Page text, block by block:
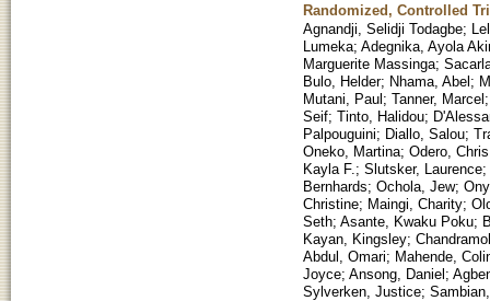
Randomized, Controlled
Agnandji, Selidji Todagbe;
Lumeka; Adegnika, Ayola
Marguerite Massinga;
Bulo, Helder; Nhama, Abel;
Mutani, Paul; Tanner, Marcel
Seif; Tinto, Halidou;
Palpouguini; Diallo, Salou;
Oneko, Martina; Odero, Chris
Kayla F. ; Slutsker, Laurence;
Bernhards; Ochola, Jew;
Christine; Maingi, Charity;
Seth; Asante, Kwaku Poku;
Kayan, Kingsley;
Abdul, Omari; Mahende,
Joyce; Ansong, Daniel;
Sylverken, Justice;